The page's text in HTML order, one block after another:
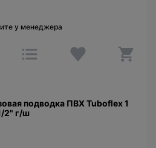
у менеджера
подводка ПВХ Tuboflex 1
2" г/ш